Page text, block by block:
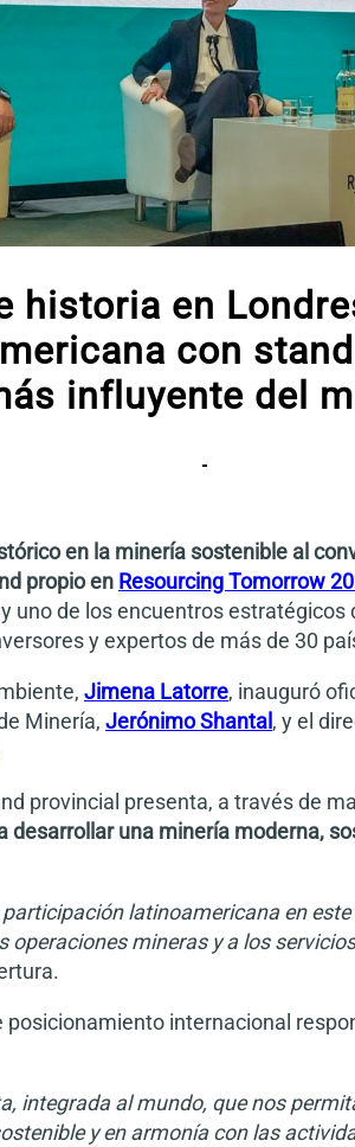
historia en
con
influyente del
en la minería sostenible al
propio en Resourcing Tomorrow
uno de los encuentros estratégicos
y expertos de más de 30
Jimena Latorre, inauguró
Minería, Jerónimo Shantal , y el
provincial presenta, a través de
desarrollar una minería moderna,
participación latinoamericana en
operaciones mineras y a los
internacional
integrada al mundo, que nos
y en armonía con las